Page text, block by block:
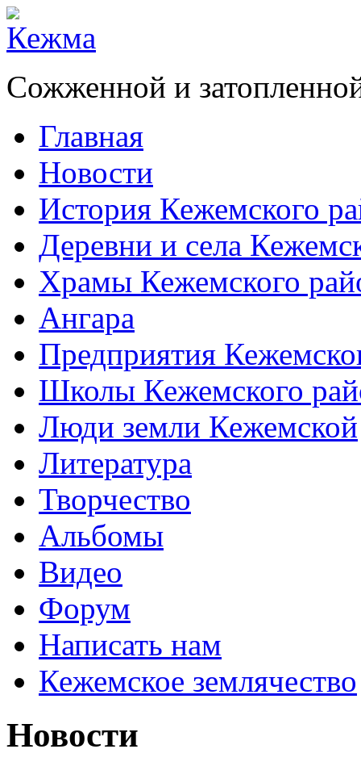
Сожженной и
Главная
Новости
История Кежемского
Деревни и села
Храмы Кежемского
Ангара
Предприятия
Школы Кежемского
Люди земли Кежемской
Литература
Творчество
Альбомы
Видео
Форум
Написать нам
Кежемское землячество
Новости